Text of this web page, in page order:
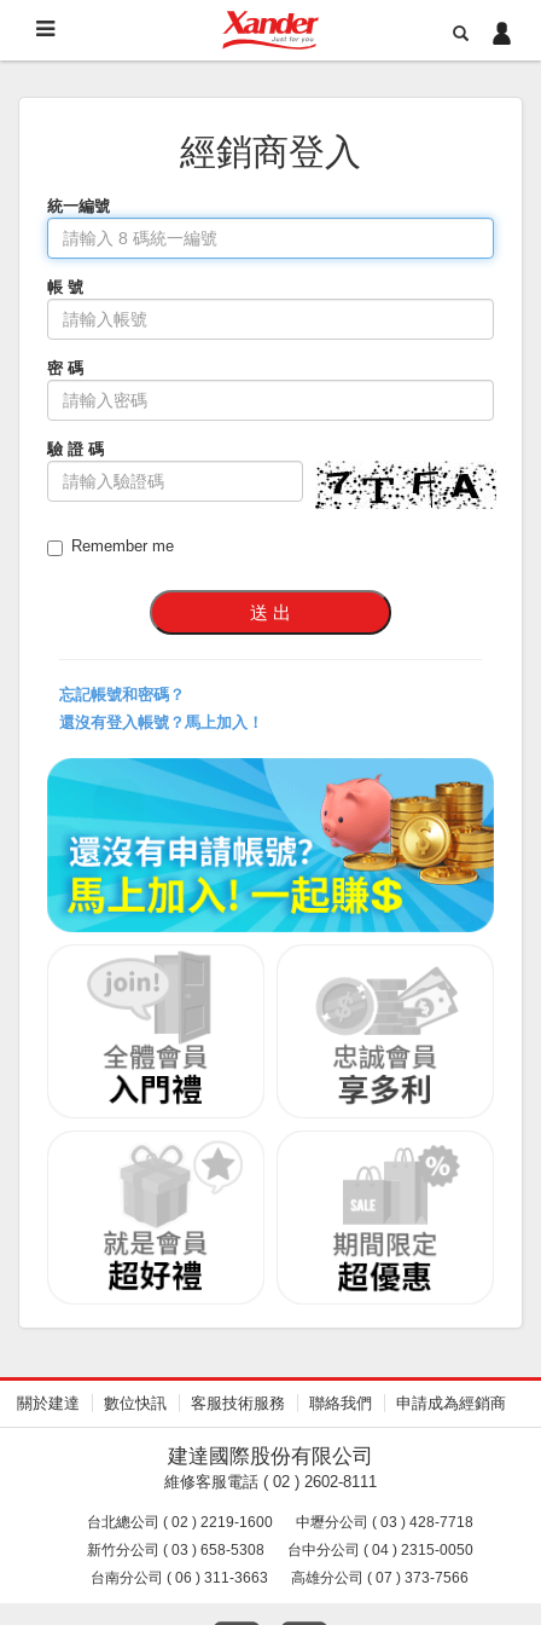
經銷商登入
統一編號
帳 號
密 碼
驗 證 碼
Remember me
忘記帳號和密碼？
還沒有登入帳號？馬上加入！
關於建達 數位快訊 客服技術服務 聯絡我們 申請成為經銷商
建達國際股份有限公司
維修客服電話 ( 02 ) 2602-8111
台北總公司 ( 02 ) 2219-1600
中壢分公司 ( 03 ) 428-7718
新竹分公司 ( 03 ) 658-5308
台中分公司 ( 04 ) 2315-0050
台南分公司 ( 06 ) 311-3663
高雄分公司 ( 07 ) 373-7566